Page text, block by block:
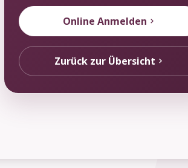
Online Anmelden
Zurück zur Übersicht